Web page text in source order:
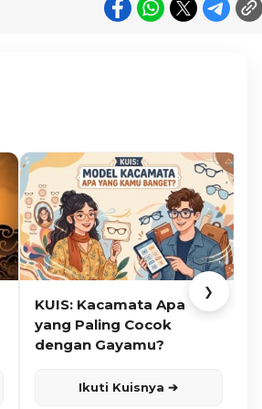
KUIS: Kacamata Apa
yang Paling Cocok
dengan Gayamu?
Ikuti Kuisnya ➔
❯